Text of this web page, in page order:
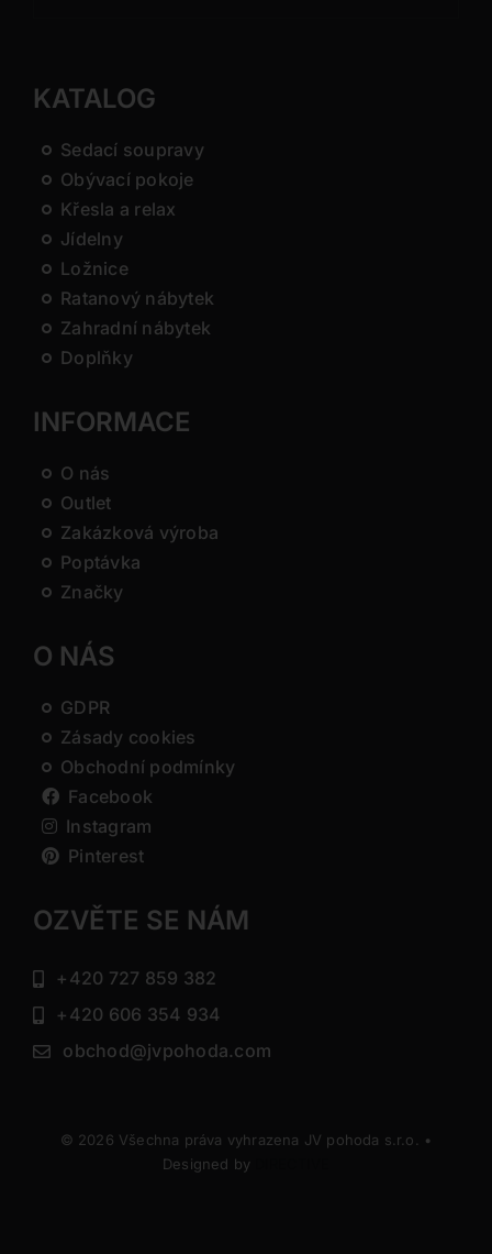
KATALOG
Sedací soupravy
Obývací pokoje
Křesla a relax
Jídelny
Ložnice
Ratanový nábytek
Zahradní nábytek
Doplňky
INFORMACE
O nás
Outlet
Zakázková výroba
Poptávka
Značky
O NÁS
GDPR
Zásady cookies
Obchodní podmínky
Facebook
Instagram
Pinterest
OZVĚTE SE NÁM
+420 727 859 382
+420 606 354 934
obchod@jvpohoda.com
© 2026 Všechna práva vyhrazena JV pohoda s.r.o. •
Designed by